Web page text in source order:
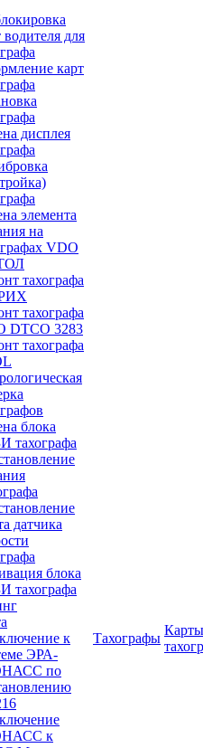
водителя для
карт
дисплея
элемента
на
VDO
тахографа
тахографа
DTCO 3283
тахографа
блока
тахографа
датчика
блока
тахографа
к
ЭРА-
по
к
Тахографы
Карты